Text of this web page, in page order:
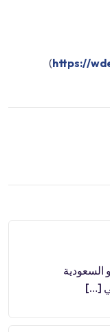
https://
)
السعودية
[…]